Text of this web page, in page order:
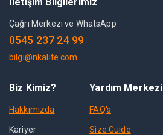
Çağrı Merkezi ve WhatsApp
0545 237 24 99
bilgi@nkalite.com
Biz Kimiz?
Hakkımızda
Kariyer
Yardım Merkezi
FAQ's
Size Guide